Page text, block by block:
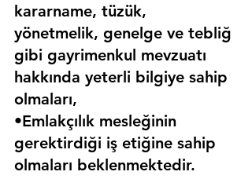
kararname, tüzük,
yönetmelik, genelge ve tebliğ
gibi gayrimenkul mevzuatı
hakkında yeterli bilgiye sahip
olmaları,
•Emlakçılık mesleğinin
gerektirdiği iş etiğine sahip
olmaları beklenmektedir.